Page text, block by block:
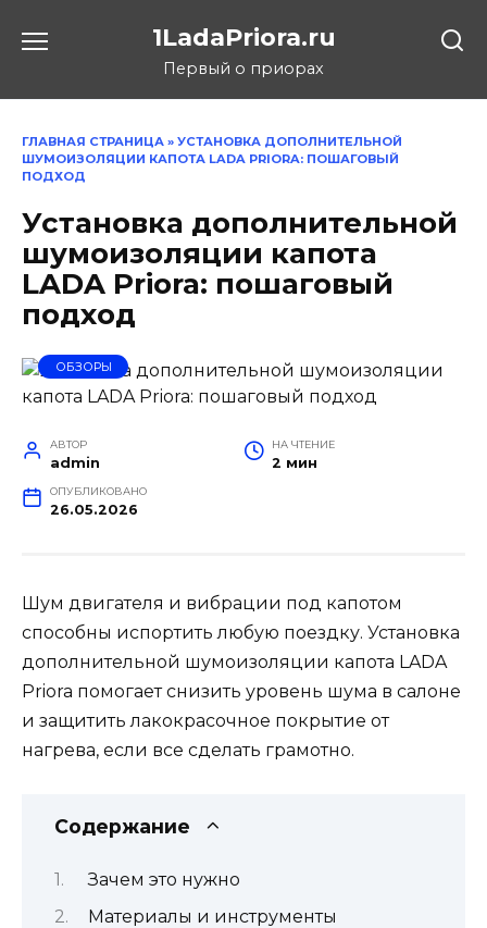
1LadaPriora.ru
Первый о приорах
ГЛАВНАЯ СТРАНИЦА » УСТАНОВКА ДОПОЛНИТЕЛЬНОЙ
ШУМОИЗОЛЯЦИИ КАПОТА LADA PRIORA: ПОШАГОВЫЙ
ПОДХОД
Установка дополнительной
шумоизоляции капота
LADA Priora: пошаговый
подход
ОБЗОРЫ
АВТОР
admin
НА ЧТЕНИЕ
2 мин
ОПУБЛИКОВАНО
26.05.2026
Шум двигателя и вибрации под капотом
способны испортить любую поездку. Установка
дополнительной шумоизоляции капота LADA
Priora помогает снизить уровень шума в салоне
и защитить лакокрасочное покрытие от
нагрева, если все сделать грамотно.
Содержание
Зачем это нужно
Материалы и инструменты